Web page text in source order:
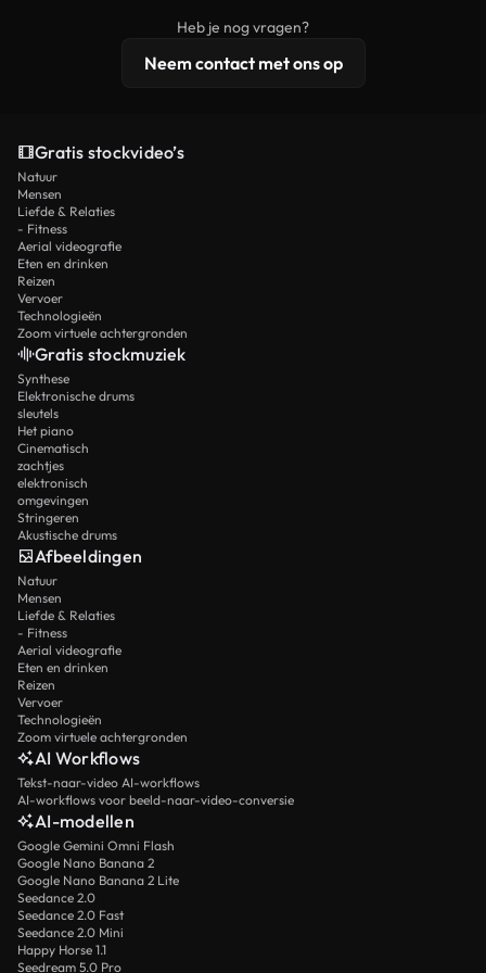
licentiebescherming omvat.
Heb je nog vragen?
Neem contact met ons op
Gratis stockvideo’s
Natuur
Mensen
Liefde & Relaties
- Fitness
Aerial videografie
Eten en drinken
Reizen
Vervoer
Technologieën
Zoom virtuele achtergronden
Gratis stockmuziek
Synthese
Elektronische drums
sleutels
Het piano
Cinematisch
zachtjes
elektronisch
omgevingen
Stringeren
Akustische drums
Afbeeldingen
Natuur
Mensen
Liefde & Relaties
- Fitness
Aerial videografie
Eten en drinken
Reizen
Vervoer
Technologieën
Zoom virtuele achtergronden
AI Workflows
Tekst-naar-video AI-workflows
AI-workflows voor beeld-naar-video-conversie
AI-modellen
Google Gemini Omni Flash
Google Nano Banana 2
Google Nano Banana 2 Lite
Seedance 2.0
Seedance 2.0 Fast
Seedance 2.0 Mini
Happy Horse 1.1
Seedream 5.0 Pro